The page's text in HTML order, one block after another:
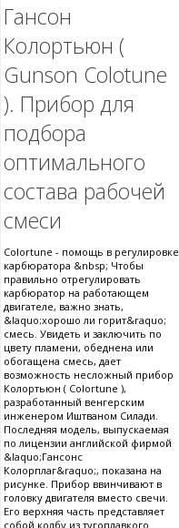
Гансон
Колортьюн (
Gunson Colotune
). Прибор для
подбора
оптимального
состава рабочей
смеси
Colortune - помощь в регулировке
карбюратора &nbsp; Чтобы
правильно отрегулировать
карбюратор на работающем
двигателе, важно знать,
&laquo;хорошо ли горит&raquo;
смесь. Увидеть и заключить по
цвету пламени, обеднена или
обогащена смесь, дает
возможность несложный прибор
Колортьюн ( Colortune ),
разработанный венгерским
инженером Иштваном Силади.
Последняя модель, выпускаемая
по лицензии английской фирмой
&laquo;Гансонс
Колорплаг&raquo;, показана на
рисунке. Прибор ввинчивают в
головку двигателя вместо свечи.
Его верхняя часть представляет
собой колбу из тугоплавкого